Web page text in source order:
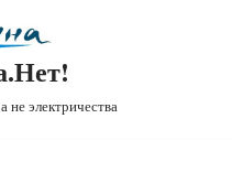
не электричества